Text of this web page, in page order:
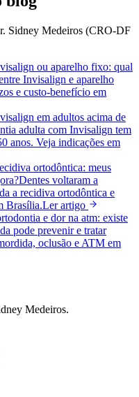
Sidney Medeiros (CRO-DF
ou aparelho fixo: qual
Invisalign e aparelho
e custo-benefício em
em adultos acima de
adulta com Invisalign tem
anos. Veja indicações em
ortodôntica: meus
Dentes voltaram a
a recidiva ortodôntica e
Brasília.Ler artigo
e dor na atm: existe
pode prevenir e tratar
oclusão e ATM em
Medeiros.